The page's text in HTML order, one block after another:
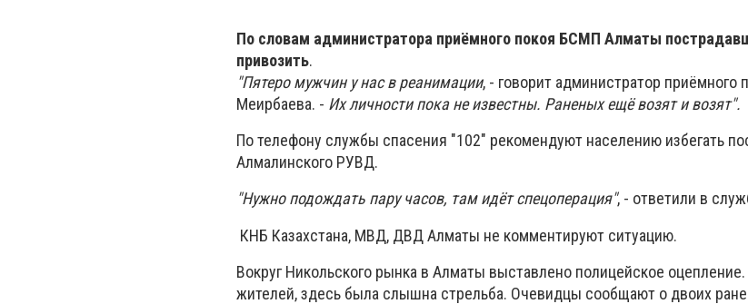
По словам администратора приёмного покоя БСМП Алматы
привозить.
"Пятеро мужчин у нас в реанимации, - говорит администратор приёмного
Меирбаева. - Их личности пока не известны. Раненых ещё возят и возят".
По телефону службы спасения "102" рекомендуют населению избегать
Алмалинского РУВД.
"Нужно подождать пару часов, там идёт спецоперация", - ответили в
КНБ Казахстана, МВД, ДВД Алматы не комментируют ситуацию.
Вокруг Никольского рынка в Алматы выставлено полицейское
жителей, здесь была слышна стрельба. Очевидцы сообщают о двоих